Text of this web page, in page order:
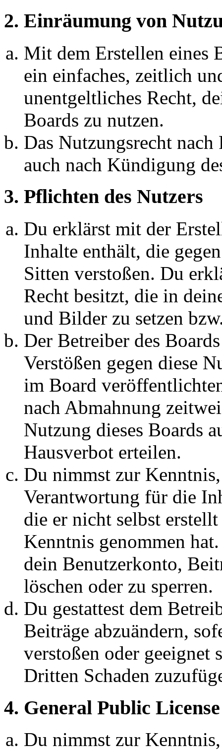
2. Einräumung von
Mit dem Erstellen eines
ein einfaches, zeitlich
unentgeltliches Recht,
Boards zu nutzen.
Das Nutzungsrecht
auch nach Kündigung
3. Pflichten des Nutzers
Du erklärst mit der
Inhalte enthält, die
Sitten verstoßen. Du
Recht besitzt, die in
und Bilder zu setzen
Der Betreiber des
Verstößen gegen diese
im Board
nach Abmahnung
Nutzung dieses Boards
Hausverbot erteilen.
Du nimmst zur
Verantwortung für die
die er nicht selbst
Kenntnis genommen
dein Benutzerkonto,
löschen oder zu sperren.
Du gestattest dem
Beiträge abzuändern,
verstoßen oder geeignet
Dritten Schaden
4. General Public License
Du nimmst zur